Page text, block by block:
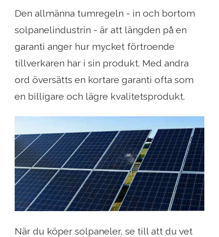
Den allmänna tumregeln - in och bortom
solpanelindustrin - är att längden på en
garanti anger hur mycket förtroende
tillverkaren har i sin produkt. Med andra
ord översätts en kortare garanti ofta som
en billigare och lägre kvalitetsprodukt.
När du köper solpaneler, se till att du vet